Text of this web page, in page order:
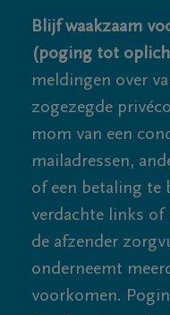
Blijf waakzaam
(poging tot
meldingen over
zogezegde
mom van een
mailadressen,
of een betaling te
verdachte links
de afzender
onderneemt
voorkomen.